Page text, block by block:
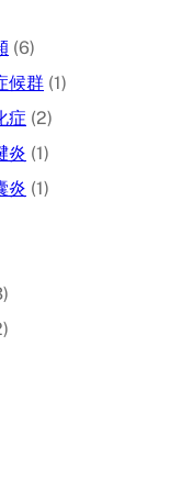
(6)
候群 (1)
症 (2)
炎 (1)
炎 (1)